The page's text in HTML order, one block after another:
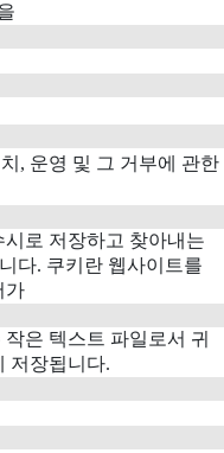
, 운영 및 그 거부에 관한
로 저장하고 찾아내는
다. 쿠키란 웹사이트를
가
은 텍스트 파일로서 귀
저장됩니다.